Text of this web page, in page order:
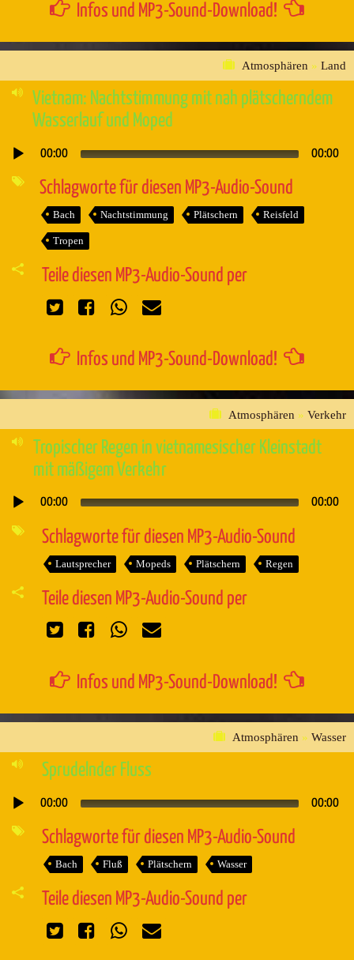
Infos und MP3-Sound-Download!
Atmosphären » Land
Vietnam: Nachtstimmung mit nah plätscherndem
Wasserlauf und Moped
Audio-
00:00 00:00
Schlagworte für diesen MP3-Audio-Sound
Bach Nachtstimmung Plätschern Reisfeld
Tropen
Teile diesen MP3-Audio-Sound per
Infos und MP3-Sound-Download!
Atmosphären » Verkehr
Tropischer Regen in vietnamesischer Kleinstadt
mit mäßigem Verkehr
Audio-
00:00 00:00
Schlagworte für diesen MP3-Audio-Sound
Lautsprecher Mopeds Plätschern Regen
Teile diesen MP3-Audio-Sound per
Infos und MP3-Sound-Download!
Atmosphären » Wasser
Sprudelnder Fluss
Audio-
00:00 00:00
Schlagworte für diesen MP3-Audio-Sound
Bach Fluß Plätschern Wasser
Teile diesen MP3-Audio-Sound per